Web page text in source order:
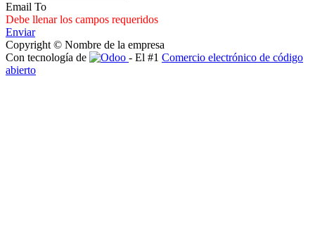
Email To
Debe llenar los campos requeridos
Enviar
Copyright © Nombre de la empresa
Con tecnología de
- El #1 Comercio electrónico de código
abierto